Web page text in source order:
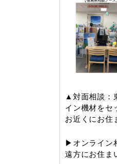
▲対面相談：
イン機材をセ
お近くにお住
▶オンライン
遠方にお住ま